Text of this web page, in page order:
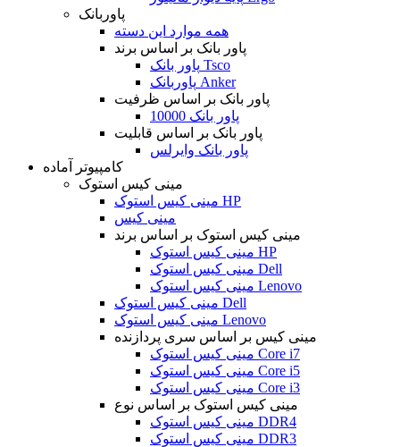
پاوربانک
همه موارد این دسته
پاور بانک بر اساس برند
پاور بانک Tsco
پاوربانک Anker
پاور بانک بر اساس ظرفیت
پاور بانک 10000
پاور بانک بر اساس قابلیت
پاور بانک وایرلس
کامپیوتر آماده
مینی کیس استوک
مینی کیس استوک HP
مینی کیس
مینی کیس استوک بر اساس برند
مینی کیس استوک HP
مینی کیس استوک Dell
مینی کیس استوک Lenovo
مینی کیس استوک Dell
مینی کیس استوک Lenovo
مینی کیس بر اساس سری پردازنده
مینی کیس استوک Core i7
مینی کیس استوک Core i5
مینی کیس استوک Core i3
مینی کیس استوک بر اساس نوع
مینی کیس استوک DDR4
مینی کیس استوک DDR3